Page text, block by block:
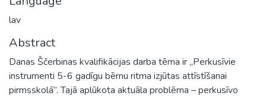
lav
Abstract
Danas Ščerbinas kvalifikācijas darba tēma ir „Perkusīvie
instrumenti 5-6 gadīgu bērnu ritma izjūtas attīstīšanai
pirmsskolā”. Tajā aplūkota aktuāla problēma – perkusīvo